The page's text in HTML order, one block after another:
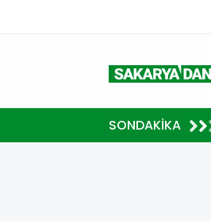
SONDAKİKA